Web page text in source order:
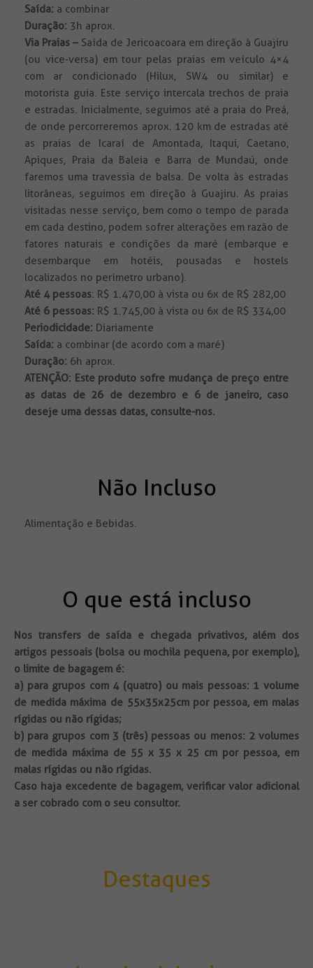
Saída: a combinar
Duração: 3h aprox.
Via Praias – Saída de Jericoacoara em direção à Guajiru
(ou vice-versa) em tour pelas praias em veículo 4×4
com ar condicionado (Hilux, SW4 ou similar) e
motorista guia. Este serviço intercala trechos de praia
e estradas. Inicialmente, seguimos até a praia do Preá,
de onde percorreremos aprox. 120 km de estradas até
as praias de Icaraí de Amontada, Itaqui, Caetano,
Apiques, Praia da Baleia e Barra de Mundaú, onde
faremos uma travessia de balsa. De volta às estradas
litorâneas, seguimos em direção à Guajiru. As praias
visitadas nesse serviço, bem como o tempo de parada
em cada destino, podem sofrer alterações em razão de
fatores naturais e condições da maré (embarque e
desembarque em hotéis, pousadas e hostels
localizados no perímetro urbano).
Até 4 pessoas: R$ 1.470,00 à vista ou 6x de R$ 282,00
Até 6 pessoas: R$ 1.745,00 à vista ou 6x de R$ 334,00
Periodicidade: Diariamente
Saída: a combinar (de acordo com a maré)
Duração: 6h aprox.
ATENÇÃO: Este produto sofre mudança de preço entre
as datas de 26 de dezembro e 6 de janeiro, caso
deseje uma dessas datas, consulte-nos.
Não Incluso
Alimentação e Bebidas.
O que está incluso
Nos transfers de saída e chegada privativos, além dos
artigos pessoais (bolsa ou mochila pequena, por exemplo),
o limite de bagagem é:
a) para grupos com 4 (quatro) ou mais pessoas: 1 volume
de medida máxima de 55x35x25cm por pessoa, em malas
rígidas ou não rígidas;
b) para grupos com 3 (três) pessoas ou menos: 2 volumes
de medida máxima de 55 x 35 x 25 cm por pessoa, em
malas rígidas ou não rígidas.
Caso haja excedente de bagagem, verificar valor adicional
a ser cobrado com o seu consultor.
Destaques